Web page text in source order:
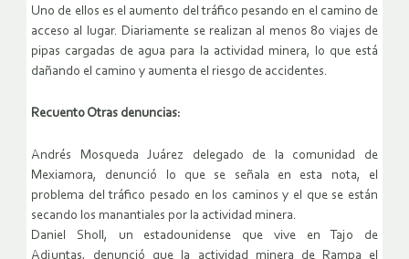
Uno de ellos es el aumento del tráfico pesando en el camino de
acceso al lugar. Diariamente se realizan al menos 80 viajes de
pipas cargadas de agua para la actividad minera, lo que está
dañando el camino y aumenta el riesgo de accidentes.
Recuento Otras denuncias:
Andrés Mosqueda Juárez delegado de la comunidad de
Mexiamora, denunció lo que se señala en esta nota, el
problema del tráfico pesado en los caminos y el que se están
secando los manantiales por la actividad minera.
Daniel Sholl, un estadounidense que vive en Tajo de
Adjuntas, denunció que la actividad minera de Rampa el